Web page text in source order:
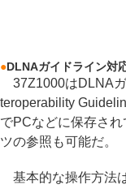
●DLNAガイドライン対
37Z1000はDLNAガ
teroperability
でPCなどに保存さ
ツの参照も可能だ。
基本的な操作方法